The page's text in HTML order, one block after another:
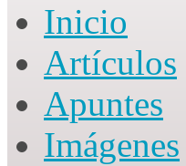
Inicio
Artículos
Apuntes
Imágenes